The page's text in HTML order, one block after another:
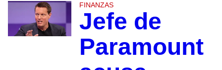
FINANZAS
Jefe de
Paramount